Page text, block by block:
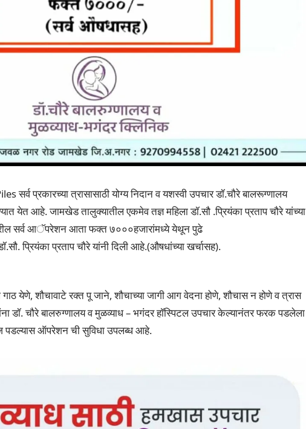
सर्व प्रकारच्या त्रासासाठी योग्य निदान व यशस्वी उपचार डॉ.चौरे बालरूग्णालय
येत आहे. जामखेड तालुक्यातील एकमेव तज्ञ महिला डॉ.सौ .प्रियंका प्रताप चौरे यांच्या
सर्व आॅपरेशन आता फक्त ७०००हजारांमध्ये येथून पुढे
प्रियंका प्रताप चौरे यांनी दिली आहे.(औषधांच्या खर्चासह).
येणे, शौचावाटे रक्त पू जाने, शौचाच्या जागी आग वेदना होणे, शौचास न होणे व त्रास
डॉ. चौरे बालरुग्णालय व मुळव्याध – भगंदर हाॅस्पिटल उपचार केल्यानंतर फरक पडलेला
ऑपरेशन ची सुविधा उपलब्ध आहे.